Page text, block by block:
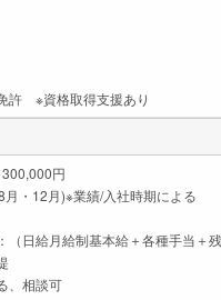
許 ※資格取得支援あり
円
・12月)※業績/入社時期による
（日給月給制基本給＋各種手当＋残
、相談可